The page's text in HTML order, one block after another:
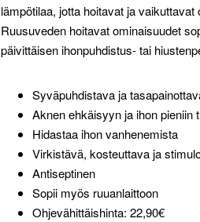
lämpötilaa, jotta hoitavat ja
Ruusuveden hoitavat ominaisuudet
päivittäisen ihonpuhdistus- tai
Syväpuhdistava ja
Aknen ehkäisyyn ja ihon pieniin
Hidastaa ihon vanhenemista
Virkistävä, kosteuttava ja
Antiseptinen
Sopii myös ruuanlaittoon
Ohjevähittäishinta: 22,90€